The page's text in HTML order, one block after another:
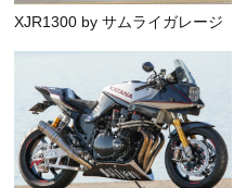
XJR1300 by サムライガレージ